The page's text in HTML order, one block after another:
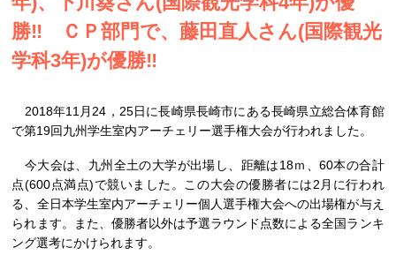
勝‼ ＣＰ部門で、藤田直人さん(国際観光
学科3年)が優勝‼
2018年11月24，25日に長崎県長崎市にある長崎県立総合体育館
で第19回九州学生室内アーチェリー選手権大会が行われました。
今大会は、九州全土の大学が出場し、距離は18ｍ、60本の合計
点(600点満点)で競いました。この大会の優勝者には2月に行われ
る、全日本学生室内アーチェリー個人選手権大会への出場権が与え
られます。また、優勝者以外は予選ラウンド点数による全国ランキ
ング選考にかけられます。